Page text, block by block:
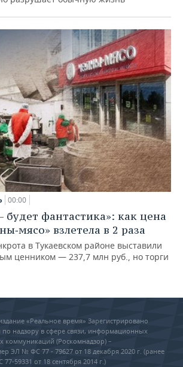
00:00
будет фантастика»: как цена
взлетела в 2 раза
в Тукаевском районе выставили
ценником — 237,7 млн руб., но торги
«Реальное время» Зарегистрировано
надзору в сфере связи, информационных
коммуникаций (Роскомнадзор) –
ЭЛ № ФС 77 - 79627 от 18 декабря 2020 г. (ранее
59331 от 18 сентября 2014 г.)